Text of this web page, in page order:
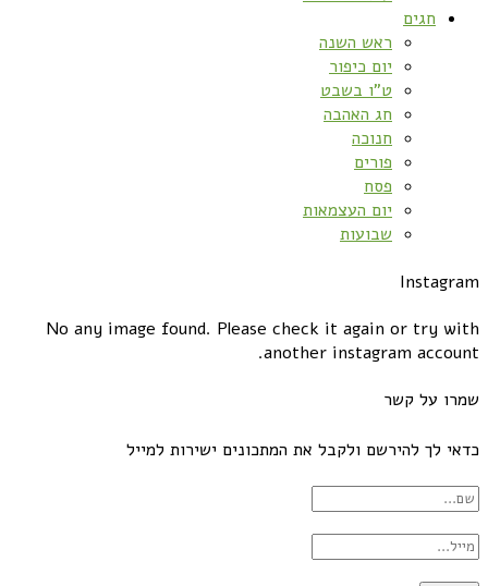
חגים
ראש השנה
יום כיפור
ט”ו בשבט
חג האהבה
חנוכה
פורים
פסח
יום העצמאות
שבועות
Instagram
No any image found. Please check it again or try with
another instagram account.
שמרו על קשר
כדאי לך להירשם ולקבל את המתכונים ישירות למייל